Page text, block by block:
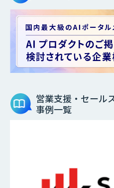
営業支援・セール
事例一覧